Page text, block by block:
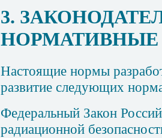
3.
Настоящие нормы
развитие следующих
Федеральный Закон
радиационной